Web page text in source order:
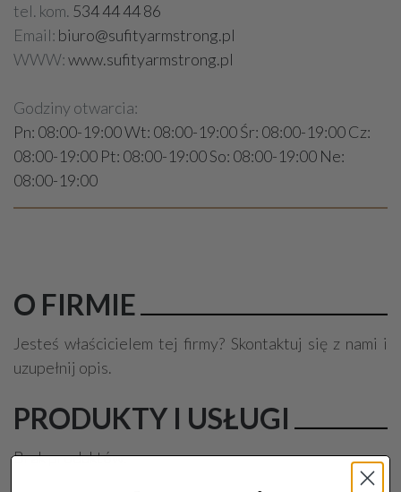
tel. kom. 534 44 44 86
Email: biuro@sufityarmstrong.pl
WWW:www.sufityarmstrong.pl
Godziny otwarcia:
Pn: 08:00-19:00 Wt: 08:00-19:00 Śr: 08:00-19:00 Cz:
08:00-19:00 Pt: 08:00-19:00 So: 08:00-19:00 Ne:
08:00-19:00
O FIRMIE
Jesteś właścicielem tej firmy? Skontaktuj się z nami i
uzupełnij opis.
PRODUKTY I USŁUGI
Brak produktów.